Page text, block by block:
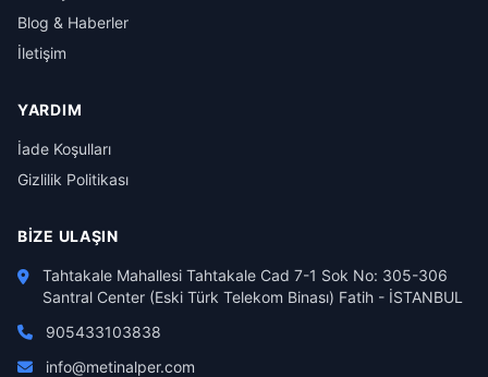
Blog & Haberler
İletişim
YARDIM
İade Koşulları
Gizlilik Politikası
BIZE ULAŞIN
Tahtakale Mahallesi Tahtakale Cad 7-1 Sok No: 305-306
Santral Center (Eski Türk Telekom Binası) Fatih - İSTANBUL
905433103838
info@metinalper.com